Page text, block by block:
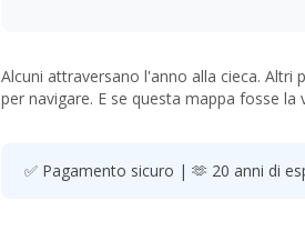
Alcuni attraversano l'anno alla cieca. Altri
per navigare. E se questa mappa fosse la
✅ Pagamento sicuro | 🫶 20 anni di